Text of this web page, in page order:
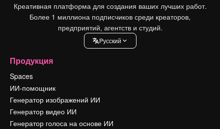
Креативная платформа для создания ваших лучших работ.
Более 1 миллиона подписчиков среди креаторов,
предприятий, агентств и студий.
Pусский
Продукция
Spaces
ИИ-помощник
Генератор изображений ИИ
Генератор видео ИИ
Генератор голоса на основе ИИ